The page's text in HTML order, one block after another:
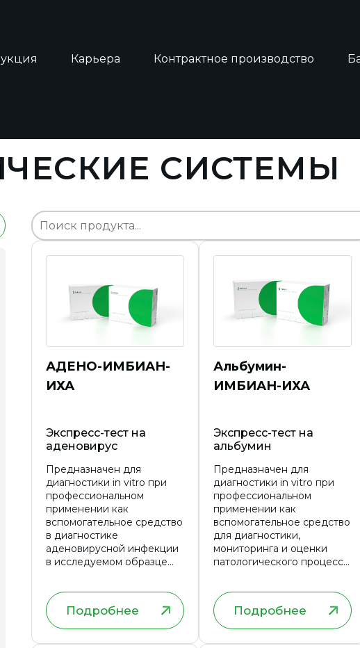
Карьера Контрактное производство
СИСТЕМЫ
АДЕНО-ИМБИАН-
ИХА
Экспресс-тест на
аденовирус
Предназначен для
диагностики in vitro при
профессиональном
применении как
вспомогательное средство
в диагностике
аденовирусной инфекции
в исследуемом образце
зависимости от пола.
Подробнее
Альбумин-
ИМБИАН-ИХА
Экспресс-тест на
альбумин
Предназначен для
диагностики in vitro при
профессиональном
применении как
вспомогательное средство
для диагностики,
мониторинга и оценки
патологического процесса,
недостаточности и
диабетической
микроальбуминурии, всех
групп населения
Подробнее